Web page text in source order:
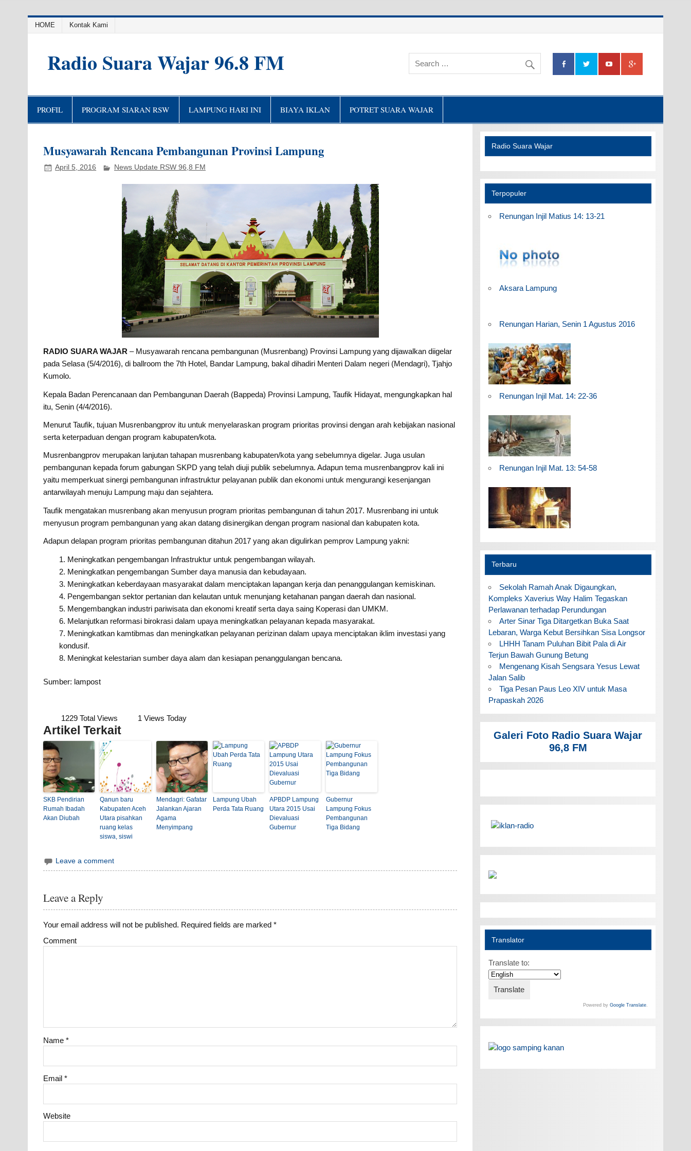
HOME Kontak Kami
Radio Suara Wajar 96.8 FM
PROFIL PROGRAM SIARAN RSW LAMPUNG HARI INI BIAYA IKLAN POTRET SUARA WAJAR
Musyawarah Rencana Pembangunan Provinsi Lampung
April 5, 2016 News Update RSW 96,8 FM
RADIO SUARA WAJAR – Musyawarah rencana pembangunan (Musrenbang) Provinsi Lampung yang dijawalkan diigelar
pada Selasa (5/4/2016), di ballroom the 7th Hotel, Bandar Lampung, bakal dihadiri Menteri Dalam negeri (Mendagri), Tjahjo
Kumolo.
Kepala Badan Perencanaan dan Pembangunan Daerah (Bappeda) Provinsi Lampung, Taufik Hidayat, mengungkapkan hal
itu, Senin (4/4/2016).
Menurut Taufik, tujuan Musrenbangprov itu untuk menyelaraskan program prioritas provinsi dengan arah kebijakan nasional
serta keterpaduan dengan program kabupaten/kota.
Musrenbangprov merupakan lanjutan tahapan musrenbang kabupaten/kota yang sebelumnya digelar. Juga usulan
pembangunan kepada forum gabungan SKPD yang telah diuji publik sebelumnya. Adapun tema musrenbangprov kali ini
yaitu memperkuat sinergi pembangunan infrastruktur pelayanan publik dan ekonomi untuk mengurangi kesenjangan
antarwilayah menuju Lampung maju dan sejahtera.
Taufik mengatakan musrenbang akan menyusun program prioritas pembangunan di tahun 2017. Musrenbang ini untuk
menyusun program pembangunan yang akan datang disinergikan dengan program nasional dan kabupaten kota.
Adapun delapan program prioritas pembangunan ditahun 2017 yang akan digulirkan pemprov Lampung yakni:
Meningkatkan pengembangan Infrastruktur untuk pengembangan wilayah.
Meningkatkan pengembangan Sumber daya manusia dan kebudayaan.
Meningkatkan keberdayaan masyarakat dalam menciptakan lapangan kerja dan penanggulangan kemiskinan.
Pengembangan sektor pertanian dan kelautan untuk menunjang ketahanan pangan daerah dan nasional.
Mengembangkan industri pariwisata dan ekonomi kreatif serta daya saing Koperasi dan UMKM.
Melanjutkan reformasi birokrasi dalam upaya meningkatkan pelayanan kepada masyarakat.
Meningkatkan kamtibmas dan meningkatkan pelayanan perizinan dalam upaya menciptakan iklim investasi yang
kondusif.
Meningkat kelestarian sumber daya alam dan kesiapan penanggulangan bencana.
Sumber: lampost
1229 Total Views 1 Views Today
Artikel Terkait
SKB Pendirian
Rumah Ibadah
Akan Diubah
Qanun baru
Kabupaten Aceh
Utara pisahkan
ruang kelas
siswa, siswi
Mendagri: Gafatar
Jalankan Ajaran
Agama
Menyimpang
Lampung Ubah
Perda Tata Ruang
APBDP Lampung
Utara 2015 Usai
Dievaluasi
Gubernur
Gubernur
Lampung Fokus
Pembangunan
Tiga Bidang
Leave a comment
Leave a Reply
Your email address will not be published. Required fields are marked*
Comment
Name*
Email*
Website
Radio Suara Wajar
Terpopuler
Renungan Injil Matius 14: 13-21
Aksara Lampung
Renungan Harian, Senin 1 Agustus 2016
Renungan Injil Mat. 14: 22-36
Renungan Injil Mat. 13: 54-58
Terbaru
Sekolah Ramah Anak Digaungkan,
Kompleks Xaverius Way Halim Tegaskan
Perlawanan terhadap Perundungan
Arter Sinar Tiga Ditargetkan Buka Saat
Lebaran, Warga Kebut Bersihkan Sisa Longsor
LHHH Tanam Puluhan Bibit Pala di Air
Terjun Bawah Gunung Betung
Mengenang Kisah Sengsara Yesus Lewat
Jalan Salib
Tiga Pesan Paus Leo XIV untuk Masa
Prapaskah 2026
Galeri Foto Radio Suara Wajar
96,8 FM
Translator
Translate to:
Powered by Google Translate.